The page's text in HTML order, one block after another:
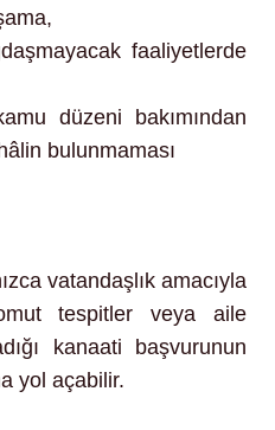
faaliyetlerde
düzeni bakımından
bulunmaması
vatandaşlık amacıyla
tespitler veya aile
kanaati başvurunun
yol açabilir.